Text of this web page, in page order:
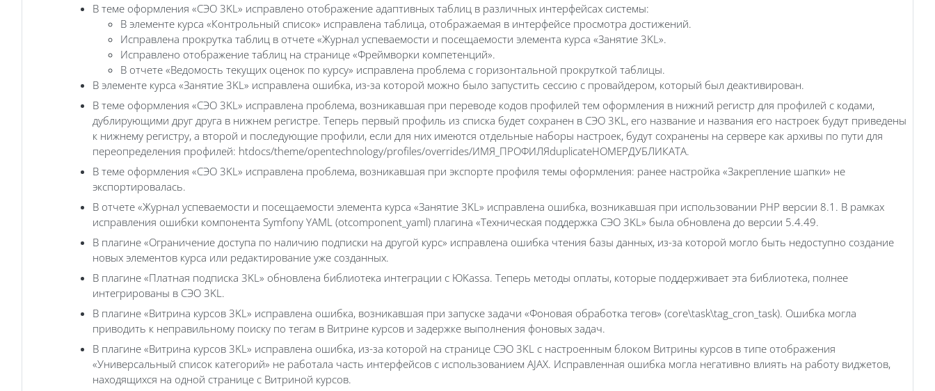
В теме оформления «‎СЭО 3KL» исправлено отображение адаптивных таблиц в различных интерфейсах системы:
В элементе курса «Контрольный список» исправлена таблица, отображаемая в интерфейсе просмотра достижений.
Исправлена прокрутка таблиц в отчете «Журнал успеваемости и посещаемости элемента курса «Занятие 3KL».
Исправлено отображение таблиц на странице «Фреймворки компетенций».
В отчете «Ведомость текущих оценок по курсу» исправлена проблема с горизонтальной прокруткой таблицы.
В элементе курса «‎Занятие 3KL» исправлена ошибка, из-за которой можно было запустить сессию с провайдером, который был деактивирован.
В теме оформления «СЭО 3KL‎» исправлена проблема, возникавшая при переводе кодов профилей тем оформления в нижний регистр для профилей с кодами,
дублирующими друг друга в нижнем регистре. Теперь первый профиль из списка будет сохранен в СЭО 3KL, его название и названия его настроек будут приведены
к нижнему регистру, а второй и последующие профили, если для них имеются отдельные наборы настроек, будут сохранены на сервере как архивы по пути для
переопределения профилей: htdocs/theme/opentechnology/profiles/overrides/ИМЯ_ПРОФИЛЯduplicateНОМЕРДУБЛИКАТА.
В теме оформления «СЭО 3KL‎» исправлена проблема, возникавшая при экспорте профиля темы оформления: ранее настройка «Закрепление шапки» не
экспортировалась.
В отчете «Журнал успеваемости и посещаемости элемента курса «Занятие 3KL» исправлена ошибка, возникавшая при использовании PHP версии 8.1. В рамках
исправления ошибки компонента Symfony YAML (otcomponent_yaml) плагина «Техническая поддержка СЭО 3KL» была обновлена до версии 5.4.49.
В плагине «Ограничение доступа по наличию подписки на другой курс» исправлена ошибка чтения базы данных, из-за которой могло быть недоступно создание
новых элементов курса или редактирование уже созданных.
В плагине «‎Платная подписка 3KL» обновлена библиотека интеграции с ЮKassa. Теперь методы оплаты, которые поддерживает эта библиотека, полнее
интегрированы в СЭО 3KL.
В плагине «Витрина курсов 3KL» исправлена ошибка, возникавшая при запуске задачи «Фоновая обработка тегов» (core\task\tag_cron_task). Ошибка могла
приводить к неправильному поиску по тегам в Витрине курсов и задержке выполнения фоновых задач.
В плагине «Витрина курсов 3KL» исправлена ошибка, из-за которой на странице СЭО 3KL с настроенным блоком Витрины курсов в типе отображения
«Универсальный список категорий» не работала часть интерфейсов с использованием AJAX. Исправленная ошибка могла негативно влиять на работу виджетов,
находящихся на одной странице с Витриной курсов.